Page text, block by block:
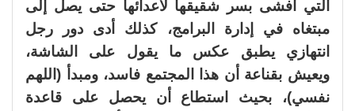
التي أفشى بسر شقيقها لأعدائها حتى يصل إلى
مبتغاه في إدارة البرامج، كذلك أدى دور رجل
انتهازي يطبق عكس ما يقول على الشاشة،
ويعيش بقناعة أن هذا المجتمع فاسد، ومبدأ (اللهم
نفسي)، بحيث استطاع أن يحصل على قاعدة